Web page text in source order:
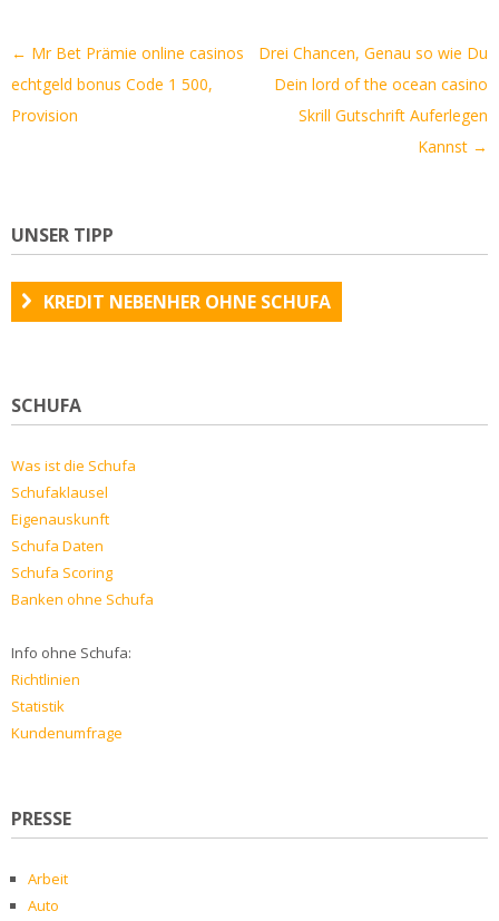
Artikel-
Navigation
← Mr Bet Prämie online casinos
echtgeld bonus Code 1 500,
Provision
Drei Chancen, Genau so wie Du
Dein lord of the ocean casino
Skrill Gutschrift Auferlegen
Kannst →
UNSER TIPP
KREDIT NEBENHER OHNE SCHUFA
SCHUFA
Was ist die Schufa
Schufaklausel
Eigenauskunft
Schufa Daten
Schufa Scoring
Banken ohne Schufa
Info ohne Schufa:
Richtlinien
Statistik
Kundenumfrage
PRESSE
Arbeit
Auto